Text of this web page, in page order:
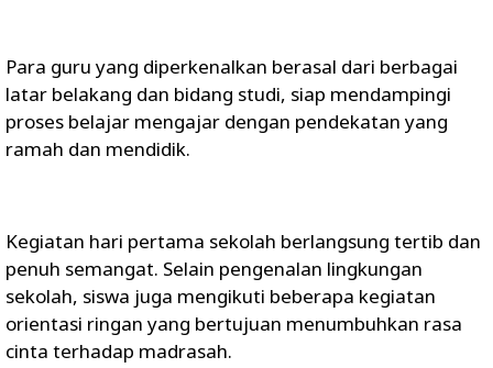
Para guru yang diperkenalkan berasal dari berbagai
latar belakang dan bidang studi, siap mendampingi
proses belajar mengajar dengan pendekatan yang
ramah dan mendidik.
Kegiatan hari pertama sekolah berlangsung tertib dan
penuh semangat. Selain pengenalan lingkungan
sekolah, siswa juga mengikuti beberapa kegiatan
orientasi ringan yang bertujuan menumbuhkan rasa
cinta terhadap madrasah.